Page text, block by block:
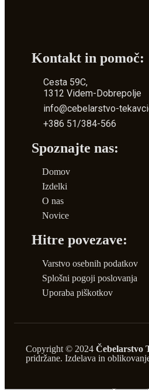
Kontakt in pomoč:
Cesta 59C,
1312 Videm-Dobrepolje
info@cebelarstvo-
+386 51/384-566
Spoznajte nas:
Domov
Izdelki
O nas
Novice
Hitre povezave:
Varstvo osebnih podatkov
Splošni pogoji poslovanja
Uporaba piškotkov
Copyright © 2024 Čebelarstvo
pridržane. Izdelava in